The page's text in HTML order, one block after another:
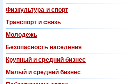
Физкультура и спорт
Транспорт и связь
Молодежь
Безопасность населения
Крупный и средний бизнес
Малый и средний бизнес